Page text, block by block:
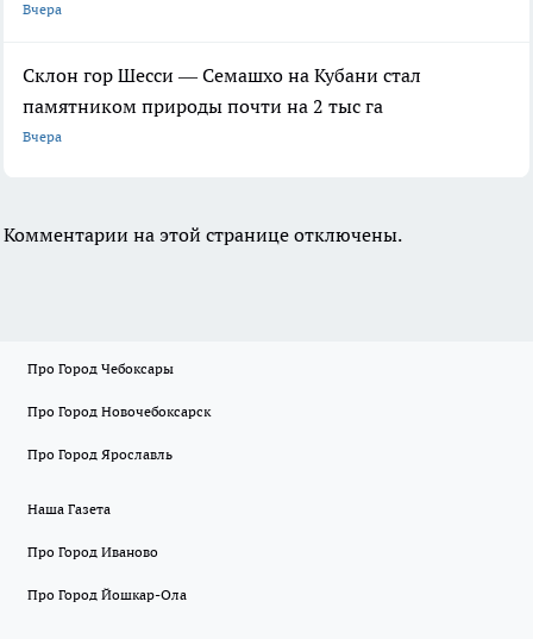
Вчера
Склон гор Шесси — Семашхо на Кубани стал
памятником природы почти на 2 тыс га
Вчера
Комментарии на этой странице отключены.
Про Город Чебоксары
Про Город Новочебоксарск
Про Город Ярославль
Наша Газета
Про Город Иваново
Про Город Йошкар-Ола